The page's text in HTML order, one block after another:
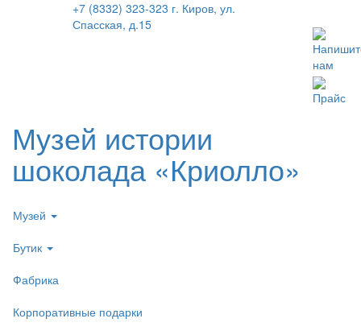
+7 (8332) 323-323 г. Киров, ул.
Спасская, д.15
нам
Прайс
Музей истории
шоколада «Криолло»
Музей
Бутик
Фабрика
Корпоративные подарки